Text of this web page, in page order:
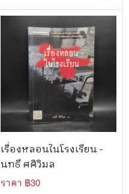
เรื่องหลอนในโรงเรียน -
นทธี ศศิวิมล
ราคา ฿30